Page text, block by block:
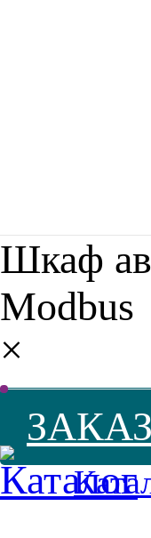
Шкаф
Modbus
×